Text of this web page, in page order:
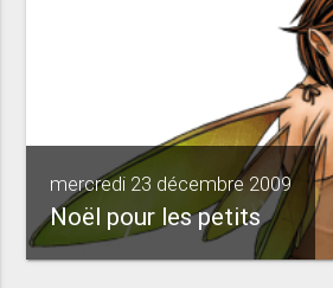
mercredi 23 décembre 2009
Noël pour les petits